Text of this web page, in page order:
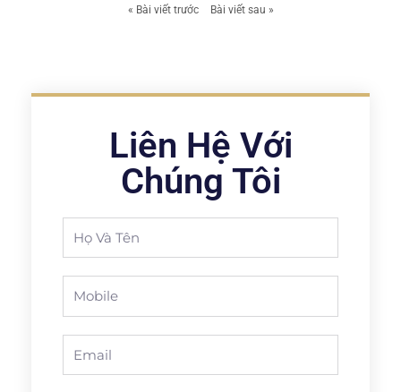
« Bài viết trước
Bài viết sau »
Liên Hệ Với
Chúng Tôi
Name